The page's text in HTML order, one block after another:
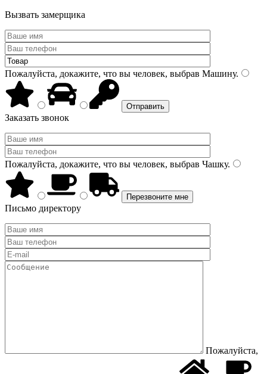
Вызвать замерщика
Пожалуйста, докажите, что вы человек, выбрав Машину.
Заказать звонок
Пожалуйста, докажите, что вы человек, выбрав Чашку.
Письмо директору
Пожалуйста,